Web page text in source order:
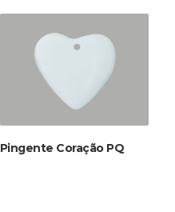
Pingente Coração PQ